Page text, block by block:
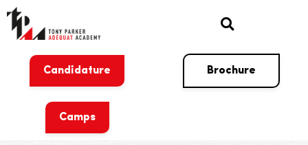
Candidature Brochure
Camps